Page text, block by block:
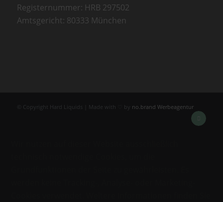
Registernummer: HRB 297502
Amtsgericht: 80333 München
© Copyright Hard Liquids | Made with ♡ by no.brand Werbeagentur